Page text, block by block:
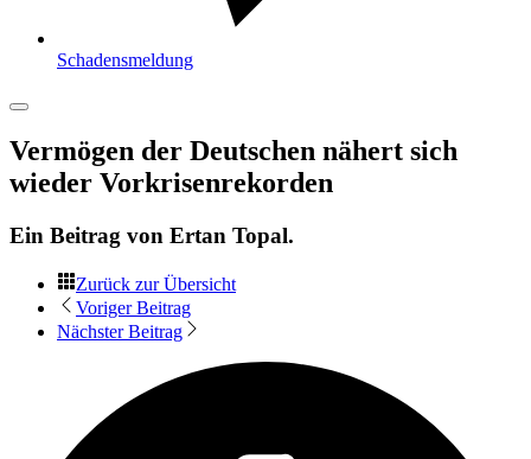
Schadensmeldung
Vermögen der Deutschen nähert sich
wieder Vorkrisenrekorden
Ein Beitrag von Ertan Topal.
Zurück zur Übersicht
Voriger Beitrag
Nächster Beitrag